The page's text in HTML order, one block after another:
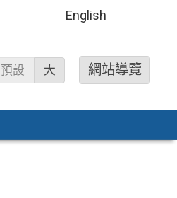
English
預設 大 網站導覽